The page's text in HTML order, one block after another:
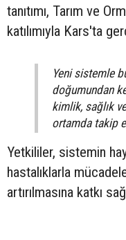
tanıtımı, Tarım ve
katılımıyla Kars'ta
Yeni sistemle
doğumundan
kimlik, sağlık
ortamda takip
Yetkililer, sistemin
hastalıklarla
artırılmasına katkı